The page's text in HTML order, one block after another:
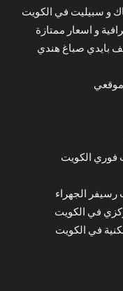
و سبيليت في الكويت
و اسعار ممتازة
بايدي صباغ هندي
فوري الكويت
رسيفر الجهراء
في الكويت
في الكويت